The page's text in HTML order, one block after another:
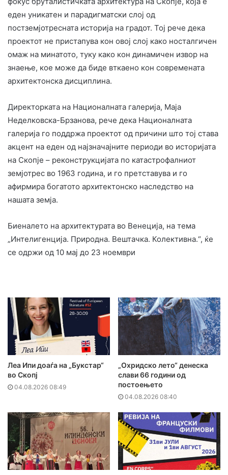
еден уникатен и парадигматски слој од
постземјотресната историја на градот. Тој рече дека
проектот не пристапува кон овој слој како носталгичен
омаж на минатото, туку како кон динамичен извор на
знаење, кое може да биде вткаено кон современата
архитектонска дисциплина.
Директорката на Националната галерија, Маја
Неделковска-Брзанова, рече дека Националната
галерија го поддржа проектот од причини што тој става
акцент на еден од најзначајните периоди во историјата
на Скопје – реконструкцијата по катастрофалниот
земјотрес во 1963 година, и го претставува и го
афирмира богатото архитектонско наследство на
нашата земја.
Биеналето на архитектурата во Венеција, на тема
„Интелигенција. Природна. Вештачка. Колективна.“, ќе
се одржи од 10 мај до 23 ноември
Леа Ипи доаѓа на „Букстар“
во Скопј
04.08.2026 08:49
„Охридско лето“ денеска
слави 66 години од
постоењето
04.08.2026 08:40